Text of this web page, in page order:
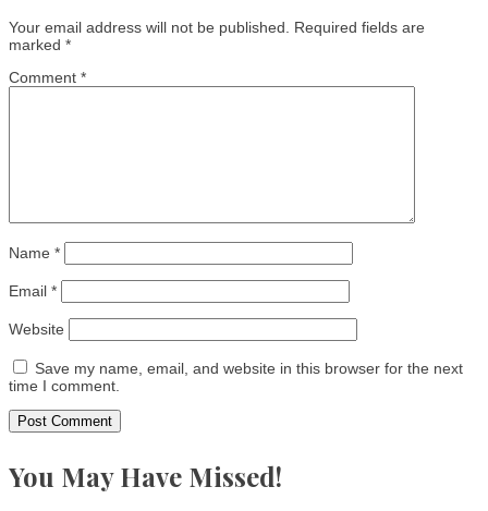
Your email address will not be published.
Required fields are
marked *
Comment *
Name *
Email *
Website
Save my name, email, and website in this browser for the next
time I comment.
You May Have Missed!